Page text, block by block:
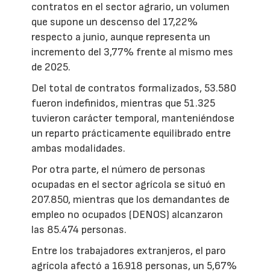
contratos en el sector agrario, un volumen
que supone un descenso del 17,22%
respecto a junio, aunque representa un
incremento del 3,77% frente al mismo mes
de 2025.
Del total de contratos formalizados, 53.580
fueron indefinidos, mientras que 51.325
tuvieron carácter temporal, manteniéndose
un reparto prácticamente equilibrado entre
ambas modalidades.
Por otra parte, el número de personas
ocupadas en el sector agrícola se situó en
207.850, mientras que los demandantes de
empleo no ocupados (DENOS) alcanzaron
las 85.474 personas.
Entre los trabajadores extranjeros, el paro
agrícola afectó a 16.918 personas, un 5,67%